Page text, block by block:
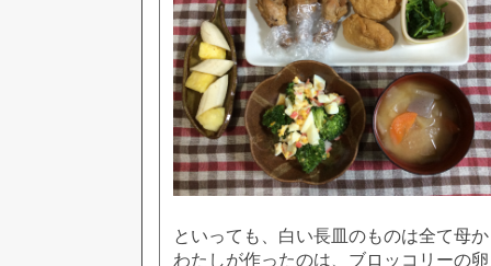
といっても、白い長皿のものは全て母
わたしが作ったのは、ブロッコリーの